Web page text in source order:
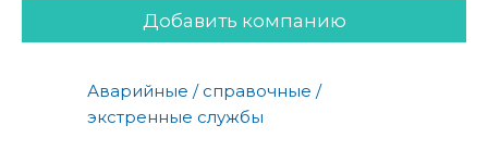
Добавить компанию
Аварийные / справочные /
экстренные службы